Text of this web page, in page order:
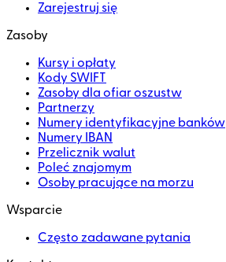
Zarejestruj się
Zasoby
Kursy i opłaty
Kody SWIFT
Zasoby dla ofiar oszustw
Partnerzy
Numery identyfikacyjne banków
Numery IBAN
Przelicznik walut
Poleć znajomym
Osoby pracujące na morzu
Wsparcie
Często zadawane pytania